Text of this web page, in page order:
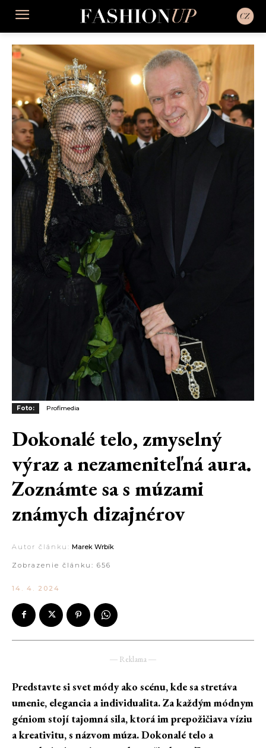
Foto: Profimedia
Dokonalé telo, zmyselný
výraz a nezameniteľná aura.
Zoznámte sa s múzami
známych dizajnérov
Autor článku: Marek Wrbík
Zobrazenie článku: 656
14. 4. 2024
― Reklama ―
Predstavte si svet módy ako scénu, kde sa stretáva
umenie, elegancia a individualita. Za každým módnym
géniom stojí tajomná sila, ktorá im prepožičiava víziu
a kreativitu, s názvom múza. Dokonalé telo a